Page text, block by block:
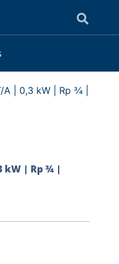
| 0,3 kW | Rp ¾ |
kW | Rp ¾ |